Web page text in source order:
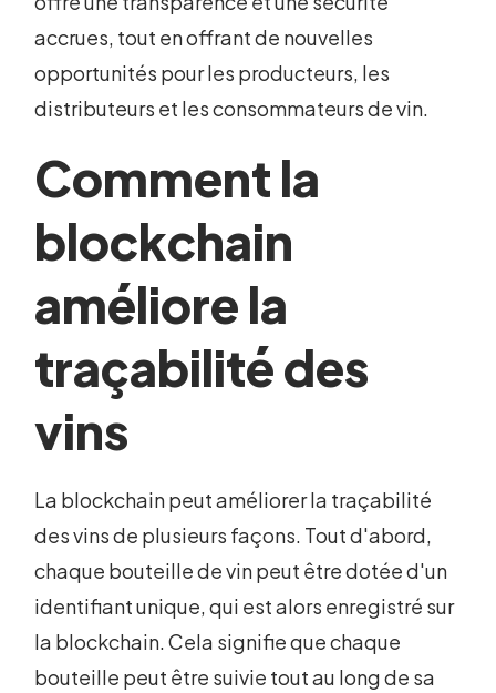
accrues, tout en offrant de nouvelles
opportunités pour les producteurs, les
distributeurs et les consommateurs de vin.
Comment la
blockchain
améliore la
traçabilité des
vins
La blockchain peut améliorer la traçabilité
des vins de plusieurs façons. Tout d'abord,
chaque bouteille de vin peut être dotée d'un
identifiant unique, qui est alors enregistré sur
la blockchain. Cela signifie que chaque
bouteille peut être suivie tout au long de sa